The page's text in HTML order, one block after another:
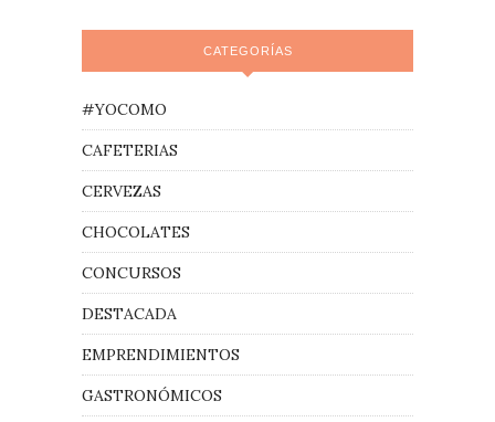
CATEGORÍAS
#YOCOMO
CAFETERIAS
CERVEZAS
CHOCOLATES
CONCURSOS
DESTACADA
EMPRENDIMIENTOS
GASTRONÓMICOS